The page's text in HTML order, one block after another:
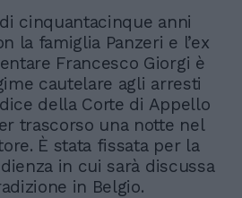
cinquantacinque anni
la famiglia Panzeri e l’ex
Francesco Giorgi è
cautelare agli arresti
della Corte di Appello
trascorso una notte nel
È stata fissata per la
in cui sarà discussa
in Belgio.